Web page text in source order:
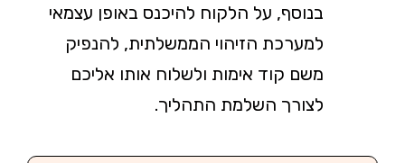
בנוסף, על הלקוח להיכנס באופן עצמאי
למערכת הזיהוי הממשלתית, להנפיק
משם קוד אימות ולשלוח אותו אליכם
לצורך השלמת התהליך.